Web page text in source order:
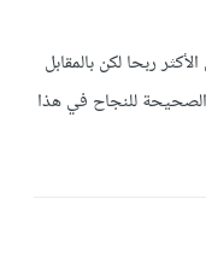
ربحا لكن بالمقابل
الصحيحة للنجاح في هذا